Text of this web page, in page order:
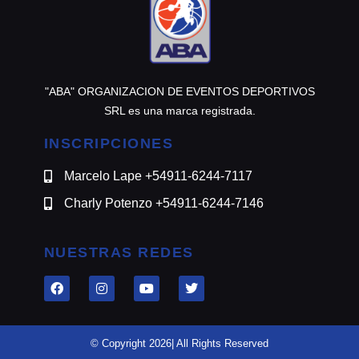
"ABA" ORGANIZACION DE EVENTOS DEPORTIVOS
SRL es una marca registrada.
INSCRIPCIONES
Marcelo Lape +54911-6244-7117
Charly Potenzo +54911-6244-7146
NUESTRAS REDES
© Copyright 2026| All Rights Reserved